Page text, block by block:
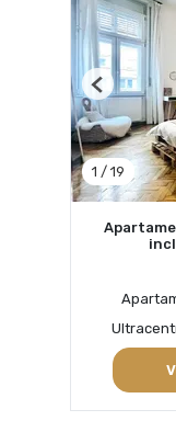
1 / 19
Previous